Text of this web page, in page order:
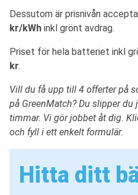
Dessutom är prisnivån
kr/kWh inkl grönt avdrag.
Priset för hela batteriet inkl
kr.
Vill du få upp till 4 offerter på
på GreenMatch? Du slipper
timmar. Vi gör jobbet åt dig.
och fyll i ett enkelt formulär.
Hitta ditt